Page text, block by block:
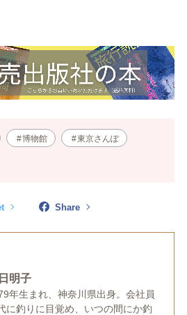
博物館 東京さんぽ
Share
明子
年生まれ、神奈川県出身。会社員
に釣りに目覚め、いつの間にか釣